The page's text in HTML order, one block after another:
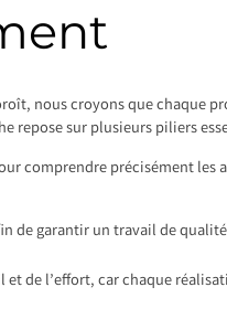
nous croyons que chaque
repose sur plusieurs piliers
comprendre précisément les
de garantir un travail de
de l’effort, car chaque